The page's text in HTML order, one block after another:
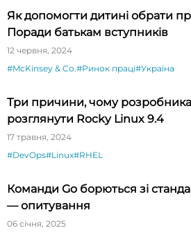
Як допомогти дитині обрати
Поради батькам вступників
12 червня, 2024
#McKinsey & Co.#Ринок праці#Україна
Три причини, чому
розглянути Rocky Linux 9.4
17 травня, 2024
#DevOps#Linux#RHEL
Команди Go борються зі
— опитування
06 січня, 2025